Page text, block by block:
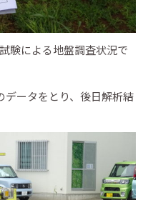
験による地盤調査状況で
ータをとり、後日解析結